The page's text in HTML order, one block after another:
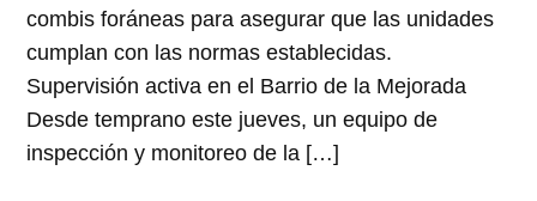
combis foráneas para asegurar que las unidades
cumplan con las normas establecidas.
Supervisión activa en el Barrio de la Mejorada
Desde temprano este jueves, un equipo de
inspección y monitoreo de la […]